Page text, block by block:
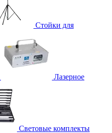
Стойки для
Лазерное
Световые комплекты